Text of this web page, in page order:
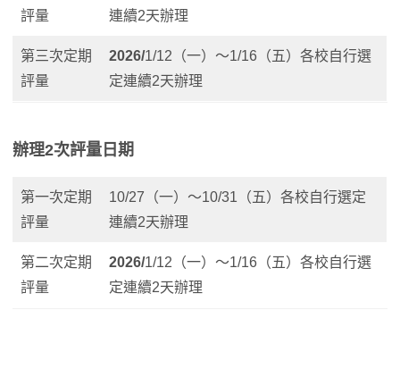
評量
連續2天辦理
第三次定期
評量
2026/1/12（一）～1/16（五）各校自行選
定連續2天辦理
辦理2次評量日期
第一次定期
評量
10/27（一）～10/31（五）各校自行選定
連續2天辦理
第二次定期
評量
2026/1/12（一）～1/16（五）各校自行選
定連續2天辦理